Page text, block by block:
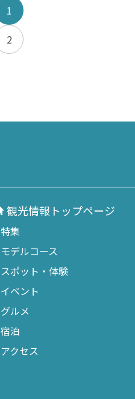
1
2
観光情報トップページ
特集
モデルコース
スポット・体験
イベント
グルメ
宿泊
アクセス